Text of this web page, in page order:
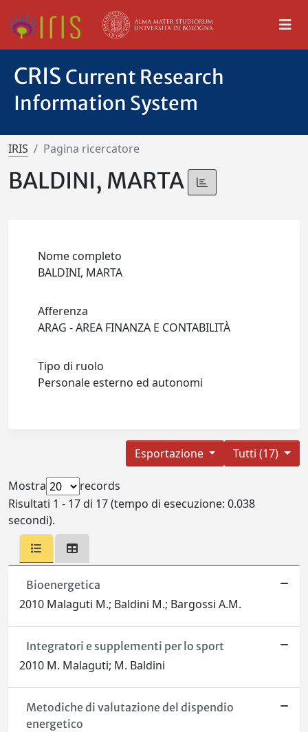
CRIS Current Research
Information System
IRIS Pagina ricercatore
BALDINI, MARTA
Nome completo
BALDINI, MARTA
Afferenza
ARAG - AREA FINANZA E CONTABILITÀ
Tipo di ruolo
Personale esterno ed autonomi
Tutti (17)
Esportazione
Mostra
records
Risultati 1 - 17 di 17 (tempo di esecuzione: 0.038
secondi).
Bioenergetica
2010 Malaguti M.; Baldini M.; Bargossi A.M.
Integratori e supplementi per lo sport
2010 M. Malaguti; M. Baldini
Metodiche di valutazione del dispendio
energetico